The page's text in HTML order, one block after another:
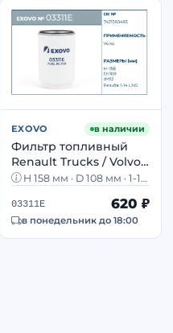
EXOVO в наличии
Фильтр топливный
Renault Trucks / Volvo
EXOVO 03311E H158
7421380483
H 158 мм · D 108 мм · 1-14
7421380483
03311E 620 ₽
в понедельник до 18:00